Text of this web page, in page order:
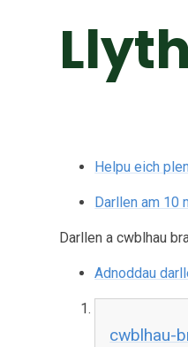
Helpu eich
Darllen am 10
Darllen a cwblhau
Adnoddau
cwblhau-